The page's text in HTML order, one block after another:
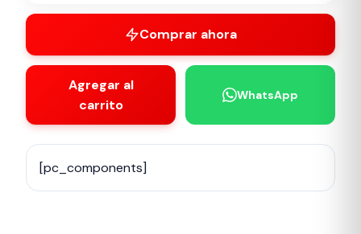
Comprar ahora
Agregar al
carrito
WhatsApp
[pc_components]